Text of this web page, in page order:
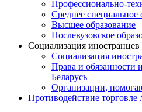
Профессионально-
Среднее специальное
Высшее образование
Послевузовское
Социализация иностранцев
Социализация
Права и обязанности
Беларусь
Oрганизации,
Противодействие торговле